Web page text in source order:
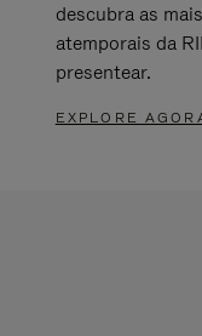
descubra as
atemporais da
presentear.
EXPLORE